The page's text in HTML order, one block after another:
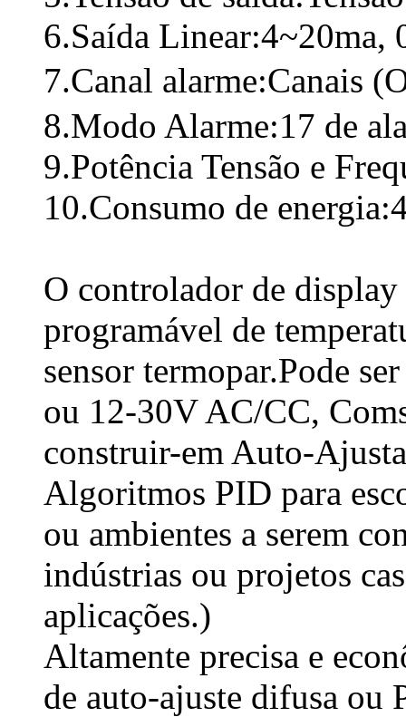
6.Saída Linear:4~20ma,
7.Canal alarme:Canais
8.Modo Alarme:17 de
9.Potência Tensão e
10.Consumo de
O controlador de
programável de
sensor termopar.Pode
ou 12-30V AC/CC,
construir-em Auto-
Algoritmos PID para
ou ambientes a serem
indústrias ou projetos
aplicações.)
Altamente precisa e
de auto-ajuste difusa ou